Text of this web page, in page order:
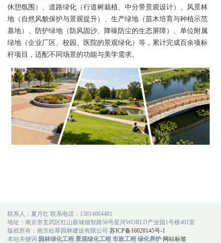
休憩氛围）、道路绿化（行道树栽植、中分带景观设计）、风景林
地（自然风貌保护与景观提升）、生产绿地（苗木培育与种植示范
基地）、防护绿地（防风固沙、降噪防尘的生态屏障）、单位附属
绿地（企业厂区、校园、医院的景观绿化）等，累计完成百余项标
杆项目，适配不同场景的功能与美学需求。
联系人：夏月红 联系电话：13814004481
地址：南京市玄武区红山新城领智路56号星河WORLD产业园1号楼401室
版权所有：南京松翠园林建设有限公司 苏ICP备16028145号-1
本站关键词:园林绿化工程 景观绿化工程 市政工程 绿化养护 网站标签